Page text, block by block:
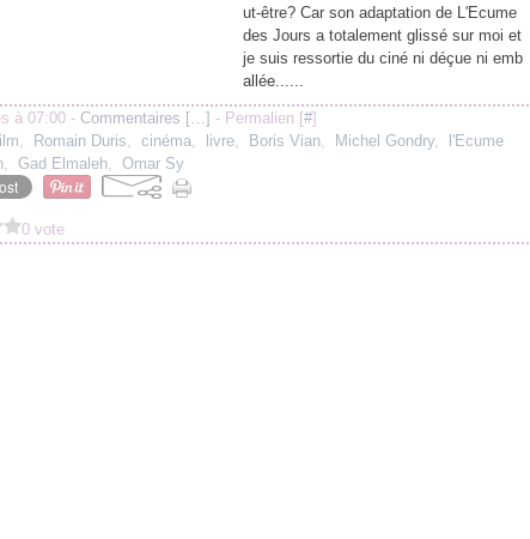
ut-être? Car son adaptation de L'Ecume
des Jours a totalement glissé sur moi et
je suis ressortie du ciné ni déçue ni emb
allée......
à 07:00 - Commentaires […] - Permalien [#]
, Romain Duris, cinéma, livre, Boris Vian, Michel Gondry,
l'Ecume
, Gad Elmaleh, Omar Sy
0 vote